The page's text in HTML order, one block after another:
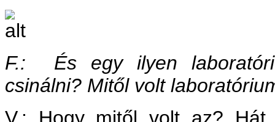
F.: És egy ilyen
csinálni? Mitől volt
V.: Hogy mitől volt az?